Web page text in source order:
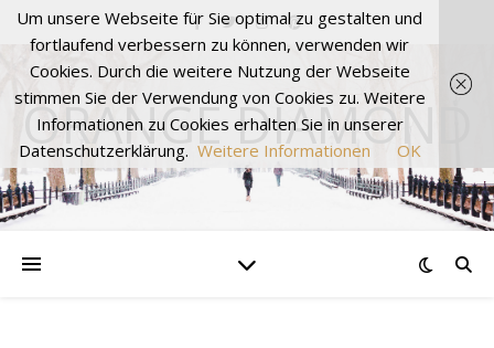
ORANGE DIAMOND
Um unsere Webseite für Sie optimal zu gestalten und
fortlaufend verbessern zu können, verwenden wir
Cookies. Durch die weitere Nutzung der Webseite
stimmen Sie der Verwendung von Cookies zu. Weitere
Informationen zu Cookies erhalten Sie in unserer
Datenschutzerklärung. Weitere Informationen OK